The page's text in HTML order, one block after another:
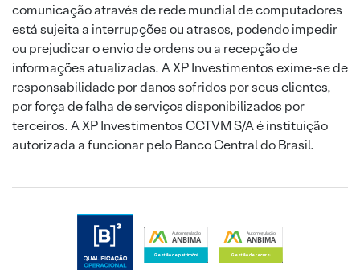
comunicação através de rede mundial de computadores
está sujeita a interrupções ou atrasos, podendo impedir
ou prejudicar o envio de ordens ou a recepção de
informações atualizadas. A XP Investimentos exime-se de
responsabilidade por danos sofridos por seus clientes,
por força de falha de serviços disponibilizados por
terceiros. A XP Investimentos CCTVM S/A é instituição
autorizada a funcionar pelo Banco Central do Brasil.